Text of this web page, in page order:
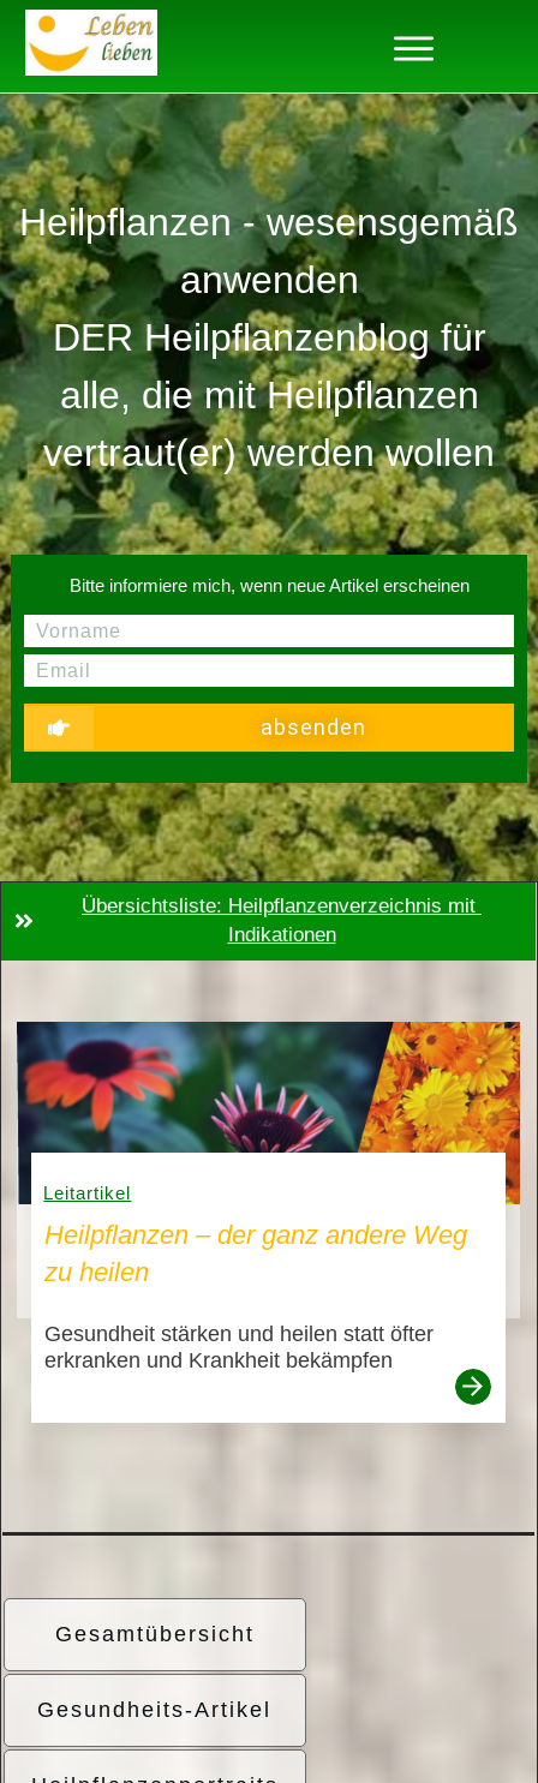
Heilpflanzen - wesensgemäß
anwenden
DER Heilpflanzenblog für
alle, die mit Heilpflanzen
vertraut(er) werden wollen
Bitte informiere mich, wenn neue Artikel erscheinen
absenden
Übersichtsliste: Heilpflanzenverzeichnis mit
Indikationen
Leitartikel
Heilpflanzen – der ganz andere Weg
zu heilen
Gesundheit stärken und heilen statt öfter
erkranken und Krankheit bekämpfen
Gesamtübersicht
Gesundheits-Artikel